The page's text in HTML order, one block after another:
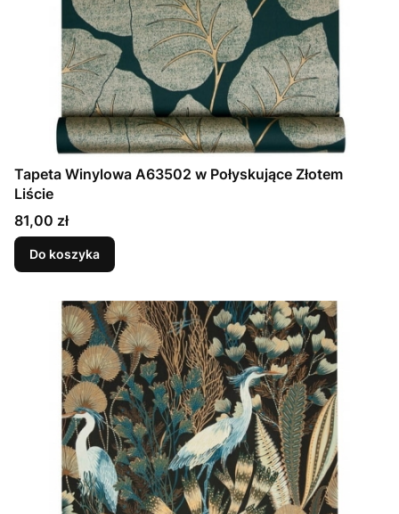
Tapeta Winylowa A63502 w Połyskujące Złotem
Liście
Cena
81,00 zł
Do koszyka